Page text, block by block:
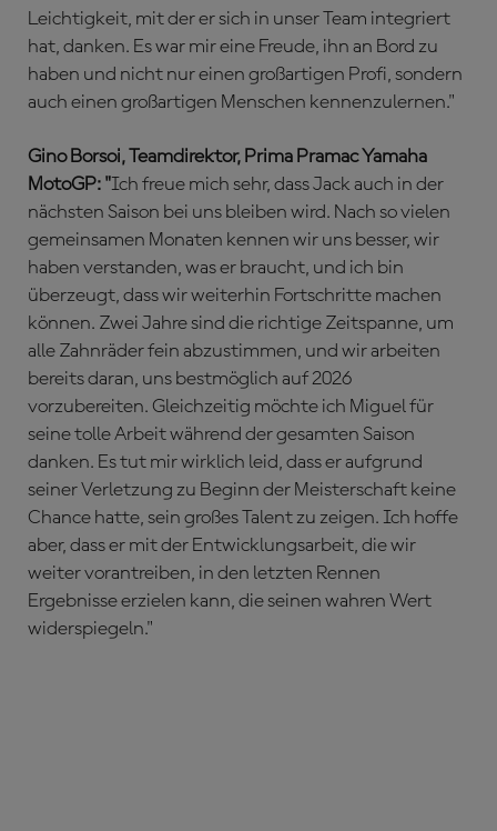
Leichtigkeit, mit der er sich in unser Team integriert
hat, danken. Es war mir eine Freude, ihn an Bord zu
haben und nicht nur einen großartigen Profi, sondern
auch einen großartigen Menschen kennenzulernen."
Gino Borsoi, Teamdirektor, Prima Pramac Yamaha
MotoGP: "Ich freue mich sehr, dass Jack auch in der
nächsten Saison bei uns bleiben wird. Nach so vielen
gemeinsamen Monaten kennen wir uns besser, wir
haben verstanden, was er braucht, und ich bin
überzeugt, dass wir weiterhin Fortschritte machen
können. Zwei Jahre sind die richtige Zeitspanne, um
alle Zahnräder fein abzustimmen, und wir arbeiten
bereits daran, uns bestmöglich auf 2026
vorzubereiten. Gleichzeitig möchte ich Miguel für
seine tolle Arbeit während der gesamten Saison
danken. Es tut mir wirklich leid, dass er aufgrund
seiner Verletzung zu Beginn der Meisterschaft keine
Chance hatte, sein großes Talent zu zeigen. Ich hoffe
aber, dass er mit der Entwicklungsarbeit, die wir
weiter vorantreiben, in den letzten Rennen
Ergebnisse erzielen kann, die seinen wahren Wert
widerspiegeln."